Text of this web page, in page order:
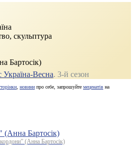
скульптура
Бартосік)
Україна-Весна. 3‑й сезон
новини про себе, запрошуйте меценатів на
(Анна Бартосік)